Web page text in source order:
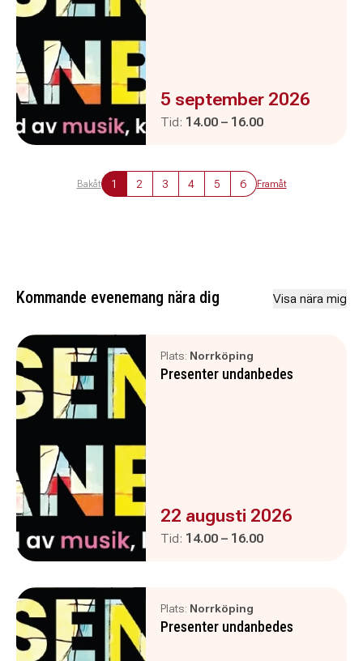
Evenemanget är :
5 september 2026
Tid: Pågår mellan
14.00 – och
16.00
Bakåt 1 2 3 4 5 6 Framåt
Kommande evenemang nära dig Visa nära mig
Plats: Norrköping
Presenter undanbedes
Evenemanget är :
22 augusti 2026
Tid: Pågår mellan
14.00 – och
16.00
Plats: Norrköping
Presenter undanbedes